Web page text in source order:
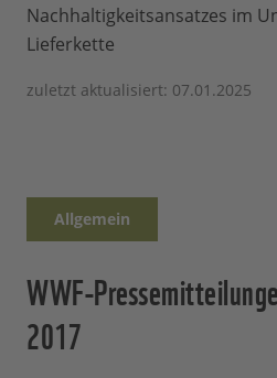
Nachhaltigkeitsansatzes im
Lieferkette
zuletzt aktualisiert: 07.01.2025
Allgemein
WWF-
2017